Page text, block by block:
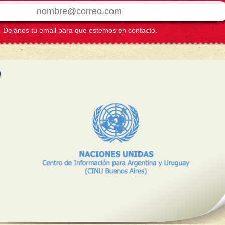
Dejanos tu email para que estemos en contacto.
Colaborador